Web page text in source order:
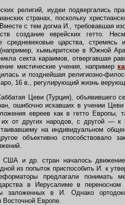
религий, иудеи подвергались
странах, поскольку
с тем догма И., требовавшая
создание еврейских гетто.
царства, стремясь
хымьяритское в Южной
секта караимов, отвергавшая
мистические учения, например
и позднейшая религиозно-
16 в., регулирующий жизнь
Цеви (Турция), объявившего
ошибочно искавших в учении
евреев как в гетто
от других народов, с другой — к
на индивидуальном
объективно способствовало
и др. стран началось
из попыток приспособить И. к
предлагали понимать
в Иерусалиме в
заложенных в И. Однако
Европе.